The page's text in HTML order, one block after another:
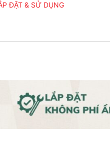
ĐẶT & SỬ DỤNG